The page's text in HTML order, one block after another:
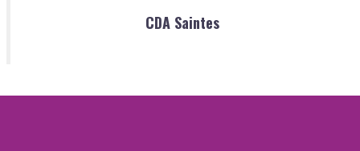
CDA Saintes